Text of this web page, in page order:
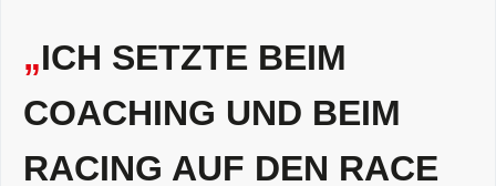
„ICH SETZTE BEIM
COACHING UND BEIM
RACING AUF DEN RACE